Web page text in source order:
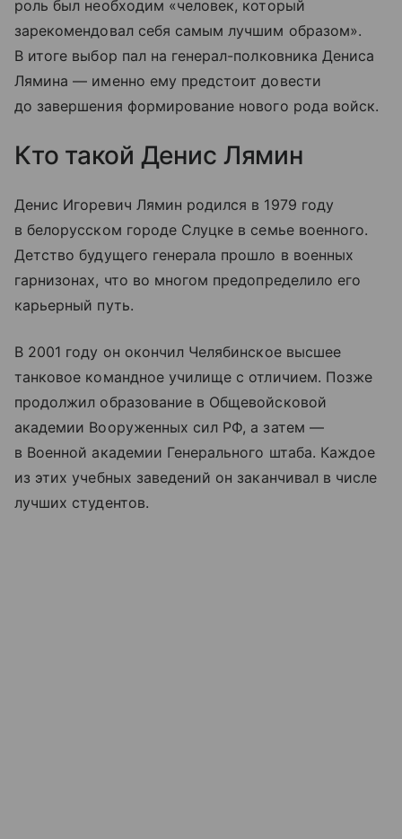
роль был необходим «человек, который
зарекомендовал себя самым лучшим образом».
В итоге выбор пал на генерал-полковника Дениса
Лямина — именно ему предстоит довести
до завершения формирование нового рода войск.
Кто такой Денис Лямин
Денис Игоревич Лямин родился в 1979 году
в белорусском городе Слуцке в семье военного.
Детство будущего генерала прошло в военных
гарнизонах, что во многом предопределило его
карьерный путь.
В 2001 году он окончил Челябинское высшее
танковое командное училище с отличием. Позже
продолжил образование в Общевойсковой
академии Вооруженных сил РФ, а затем —
в Военной академии Генерального штаба. Каждое
из этих учебных заведений он заканчивал в числе
лучших студентов.